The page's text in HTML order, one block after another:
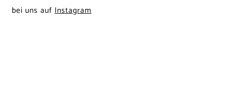
bei uns auf Instagram